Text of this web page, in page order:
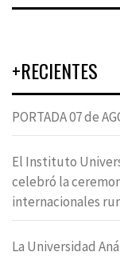
+RECIENTES
PORTADA 07 de
El Instituto
celebró la
internacionales
La Universidad